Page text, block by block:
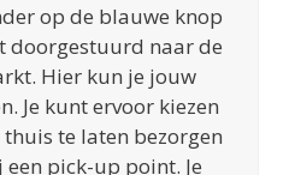
op de blauwe knop
doorgestuurd naar de
Hier kun je jouw
Je kunt ervoor kiezen
te laten bezorgen
pick-up point. Je